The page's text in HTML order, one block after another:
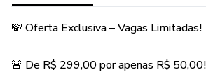
Com o Curso Online NR 23 – Proteção
conteúdo direto, atualizado e
💸 Oferta Exclusiva – Vagas Limitadas!
🚨 De R$ 299,00 por apenas R$ 50,00!